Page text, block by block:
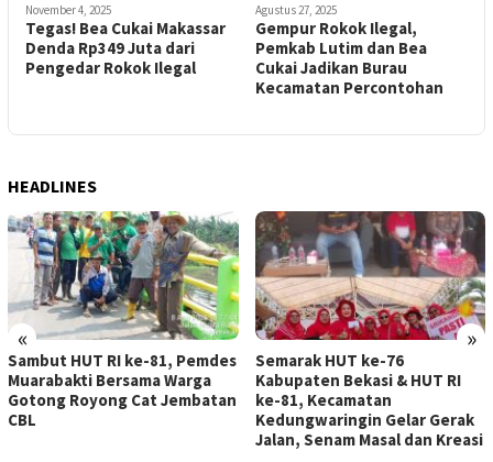
November 4, 2025
Tegas! Bea Cukai Makassar
Denda Rp349 Juta dari
Pengedar Rokok Ilegal
Agustus 27, 2025
Gempur Rokok Ilegal,
Pemkab Lutim dan Bea
Cukai Jadikan Burau
Kecamatan Percontohan
HEADLINES
« »
Sambut HUT RI ke-81, Pemdes
Muarabakti Bersama Warga
Gotong Royong Cat Jembatan
CBL
Semarak HUT ke-76
Kabupaten Bekasi & HUT RI
ke-81, Kecamatan
Kedungwaringin Gelar Gerak
Jalan, Senam Masal dan Kreasi